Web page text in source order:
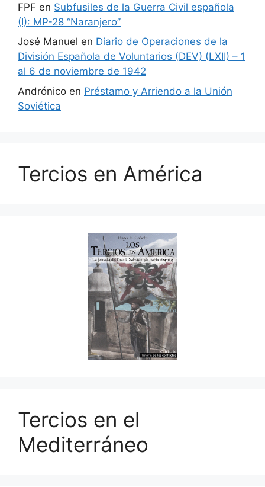
FPF en Subfusiles de la Guerra Civil española
(I): MP-28 “Naranjero”
José Manuel en Diario de Operaciones de la
División Española de Voluntarios (DEV) (LXII) – 1
al 6 de noviembre de 1942
Andrónico en Préstamo y Arriendo a la Unión
Soviética
Tercios en América
Tercios en el
Mediterráneo